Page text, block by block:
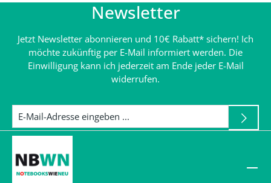
Newsletter
Jetzt Newsletter abonnieren und 10€ Rabatt* sichern! Ich
möchte zukünftig per E-Mail informiert werden. Die
Einwilligung kann ich jederzeit am Ende jeder E-Mail
widerrufen.